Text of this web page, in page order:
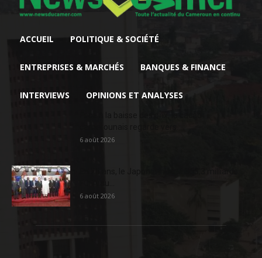
ACCUEIL POLITIQUE & SOCIÉTÉ
ENTREPRISES & MARCHÉS BANQUES & FINANCE
INTERVIEWS OPINIONS ET ANALYSES
6 août 2026
6 août 2026